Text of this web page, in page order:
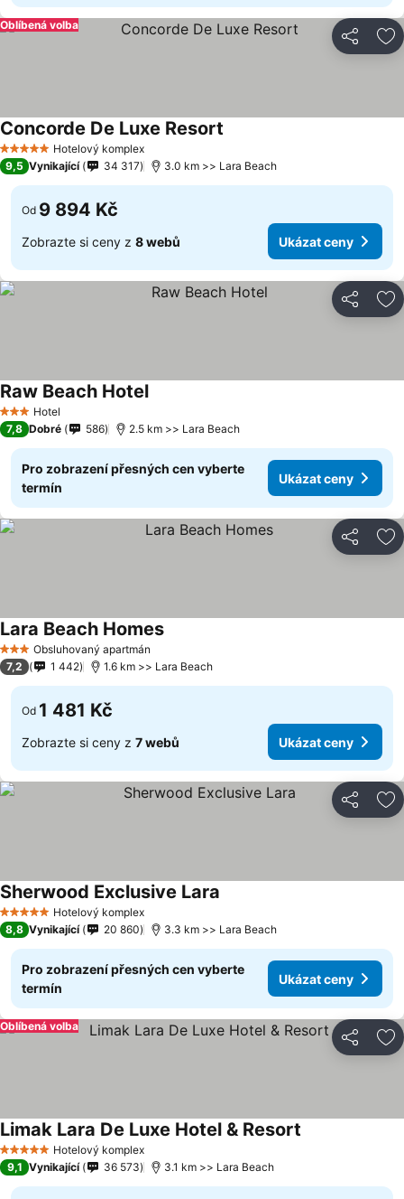
Sdílet
Oblíbená volba
5 Počet hvězdičekHotelový komplex
Concorde De Luxe Resort
9,5 Vynikající 34 317 3.0 km >> Lara Beach
Od 9 894 Kč
Zobrazte si ceny z 8 webů Ukázat ceny
Sdílet
3 Počet hvězdiček
Hotel
Raw Beach HotelUkázat ceny
7,8 Dobré 586 2.5 km >> Lara Beach
Pro zobrazení přesných cen vyberte
termín
Ukázat ceny
Sdílet
3 Počet hvězdiček
Obsluhovaný apartmán
Lara Beach HomesUkázat ceny
7,2 1 442 1.6 km >> Lara Beach
Od 1 481 Kč
Zobrazte si ceny z 7 webů Ukázat ceny
Sdílet
5 Počet hvězdičekHotelový komplex
Sherwood Exclusive Lara
8,8 Vynikající 20 860 3.3 km >> Lara Beach
Pro zobrazení přesných cen vyberte
termín
Ukázat ceny
Sdílet
Oblíbená volba
5 Počet hvězdičekHotelový komplex
Limak Lara De Luxe Hotel & Resort
9,1 Vynikající 36 573 3.1 km >> Lara Beach